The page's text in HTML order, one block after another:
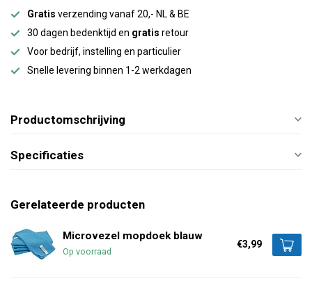
Gratis verzending vanaf 20,- NL & BE
30 dagen bedenktijd en gratis retour
Voor bedrijf, instelling en particulier
Snelle levering binnen 1-2 werkdagen
Productomschrijving
Specificaties
Gerelateerde producten
Microvezel mopdoek blauw
Op voorraad
€3,99